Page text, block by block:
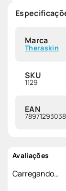
Marca
Theraskin
SKU
1129
EAN
Avaliações
Carregando…